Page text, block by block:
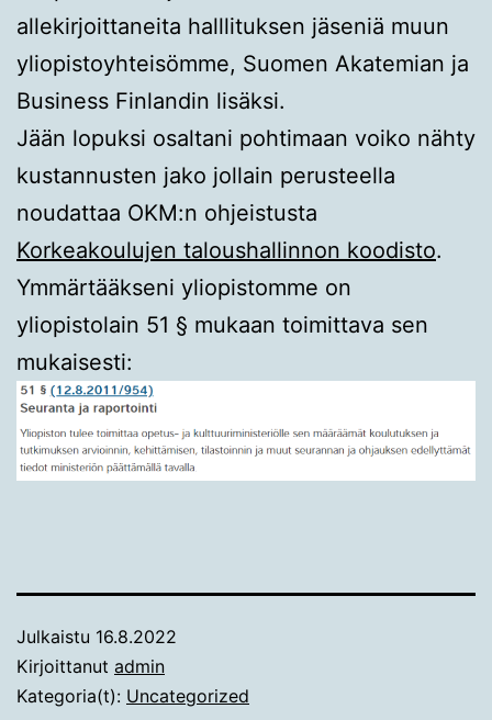
allekirjoittaneita halllituksen jäseniä muun
yliopistoyhteisömme, Suomen Akatemian ja
Business Finlandin lisäksi.
Jään lopuksi osaltani pohtimaan voiko nähty
kustannusten jako jollain perusteella
noudattaa OKM:n ohjeistusta
Korkeakoulujen taloushallinnon koodisto.
Ymmärtääkseni yliopistomme on
yliopistolain 51 § mukaan toimittava sen
mukaisesti:
Julkaistu 16.8.2022
Kirjoittanut admin
Kategoria(t): Uncategorized